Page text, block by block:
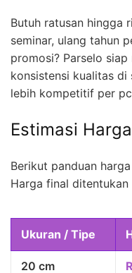
Butuh ratusan hingga
seminar, ulang tahun
promosi? Parselo
konsistensi kualitas di
lebih kompetitif per
Estimasi
Berikut panduan
Harga final
Ukuran / Tipe
20 cm